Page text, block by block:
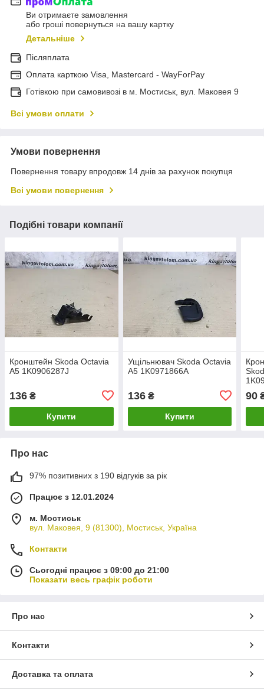
Ви отримаєте замовлення
або гроші повернуться на вашу картку
Детальніше
Післяплата
Оплата карткою Visa, Mastercard - WayForPay
Готівкою при самовивозі в м. Мостиськ, вул. Маковея 9
Всі умови оплати
Умови повернення
Повернення товару впродовж 14 днів за рахунок покупця
Всі умови повернення
Подібні товари компанії
Кронштейн Skoda Octavia
A5 1K0906287J
136 ₴
Купити
Ущільнювач Skoda Octavia
A5 1K0971866A
136₴
Купити
90
Про нас
97% позитивних з 190 відгуків за рік
Працює з 12.01.2024
м. Мостиськ
вул. Маковея, 9 (81300), Мостиськ, Україна
Контакти
Сьогодні працює з 09:00 до 21:00
Показати весь графік роботи
Про нас
Контакти
Доставка та оплата